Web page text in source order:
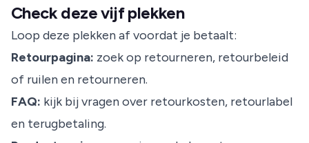
Check deze vijf plekken
Loop deze plekken af voordat je betaalt:
Retourpagina: zoek op retourneren, retourbeleid
of ruilen en retourneren.
FAQ: kijk bij vragen over retourkosten, retourlabel
en terugbetaling.